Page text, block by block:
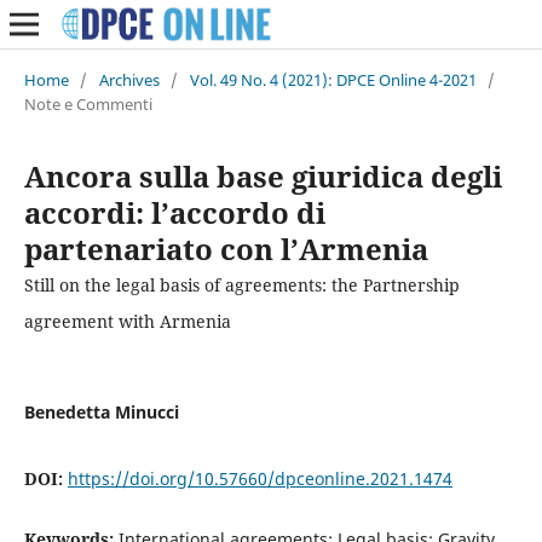
Home / Archives / Vol. 49 No. 4 (2021): DPCE Online 4-2021
/
Note e Commenti
Ancora sulla base giuridica degli
accordi: l’accordo di
partenariato con l’Armenia
Still on the legal basis of agreements: the Partnership
agreement with Armenia
Benedetta Minucci
DOI: https://doi.org/10.57660/dpceonline.2021.1474